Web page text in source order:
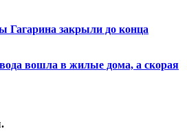
Гагарина закрыли до конца
вошла в жилые дома, а скорая